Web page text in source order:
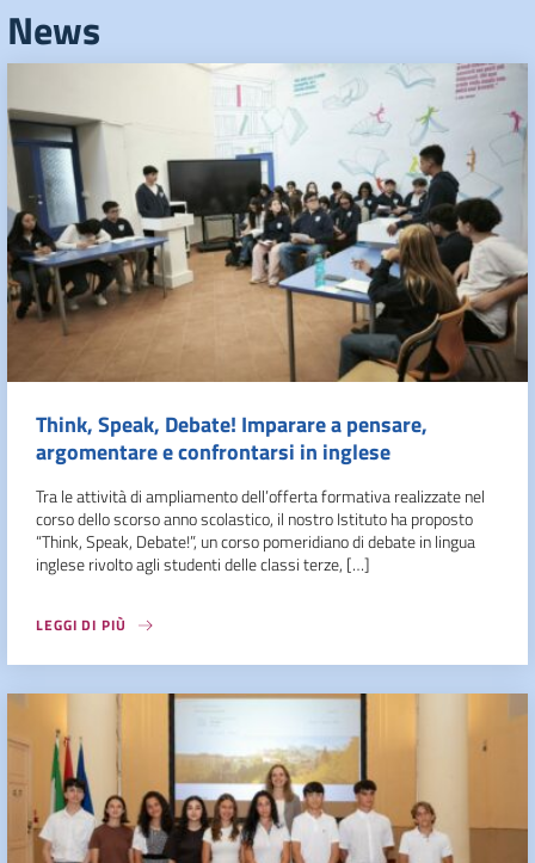
News
Think, Speak, Debate! Imparare a pensare,
argomentare e confrontarsi in inglese
Tra le attività di ampliamento dell’offerta formativa realizzate nel
corso dello scorso anno scolastico, il nostro Istituto ha proposto
“Think, Speak, Debate!”, un corso pomeridiano di debate in lingua
inglese rivolto agli studenti delle classi terze, […]
LEGGI DI PIÙ